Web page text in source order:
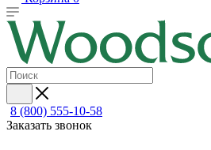
8 (800) 555-10-58
Заказать звонок